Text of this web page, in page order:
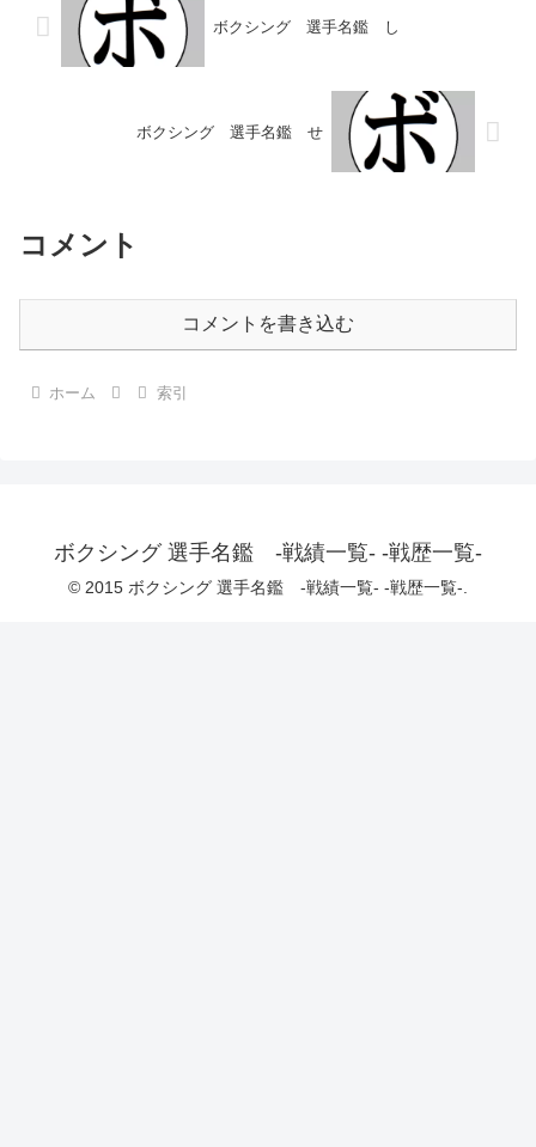
ボクシング 選手名鑑 し
ボクシング 選手名鑑 せ
コメント
コメントを書き込む
ホーム 索引
ボクシング 選手名鑑 -戦績一覧- -戦歴一覧-
© 2015 ボクシング 選手名鑑 -戦績一覧- -戦歴一覧-.